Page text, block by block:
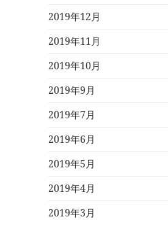
2019年12月
2019年11月
2019年10月
2019年9月
2019年7月
2019年6月
2019年5月
2019年4月
2019年3月